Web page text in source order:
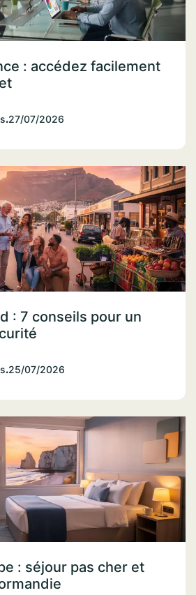
: accédez facilement
.27/07/2026
: 7 conseils pour un
.25/07/2026
: séjour pas cher et